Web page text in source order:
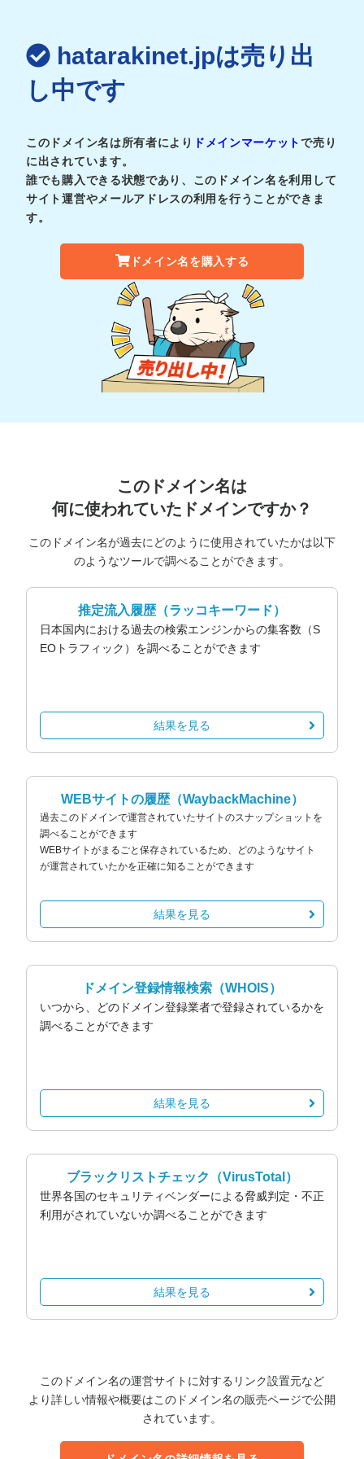
hatarakinet.jpは売り出
し中です
このドメイン名は所有者により ドメインマーケットで売り
に出されています。
誰でも購入できる状態であり、このドメイン名を利用して
サイト運営やメールアドレスの利用を行うことができま
す。
ドメイン名を購入する
このドメイン名は
何に使われていたドメインですか？
このドメイン名が過去にどのように使用されていたかは以下
のようなツールで調べることができます。
推定流入履歴（ラッコキーワード）
日本国内における過去の検索エンジンからの集客数（S
EOトラフィック）を調べることができます
結果を見る
WEBサイトの履歴（WaybackMachine）
過去このドメインで運営されていたサイトのスナップショットを
調べることができます
WEBサイトがまるごと保存されているため、どのようなサイト
が運営されていたかを正確に知ることができます
結果を見る
ドメイン登録情報検索 （WHOIS）
いつから、どのドメイン登録業者で登録されているかを
調べることができます
結果を見る
ブラックリストチェック （VirusTotal）
世界各国のセキュリティベンダーによる脅威判定・不正
利用がされていないか調べることができます
結果を見る
このドメイン名の運営サイトに対するリンク設置元など
より詳しい情報や概要はこのドメイン名の販売ページで公開
されています。